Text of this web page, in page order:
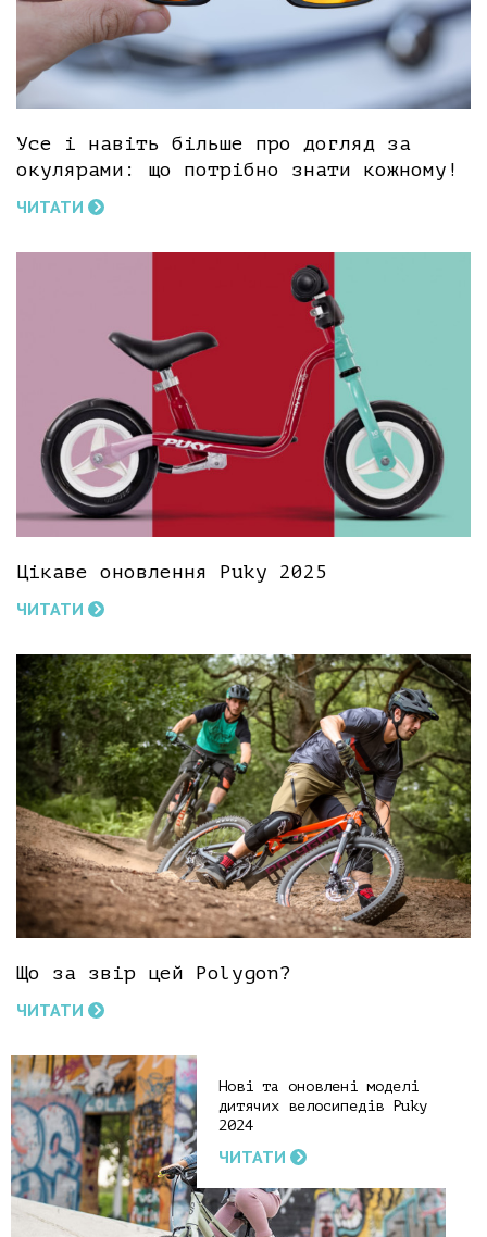
Усе і навіть більше про догляд за
окулярами: що потрібно знати кожному!
ЧИТАТИ
Цікаве оновлення Puky 2025
ЧИТАТИ
Що за звір цей Polygon?
ЧИТАТИ
Нові та оновлені моделі
дитячих велосипедів Puky
2024
ЧИТАТИ